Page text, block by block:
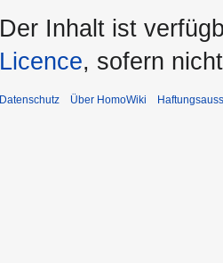
Der Inhalt ist
Licence, sofern
Datenschutz Über HomoWiki